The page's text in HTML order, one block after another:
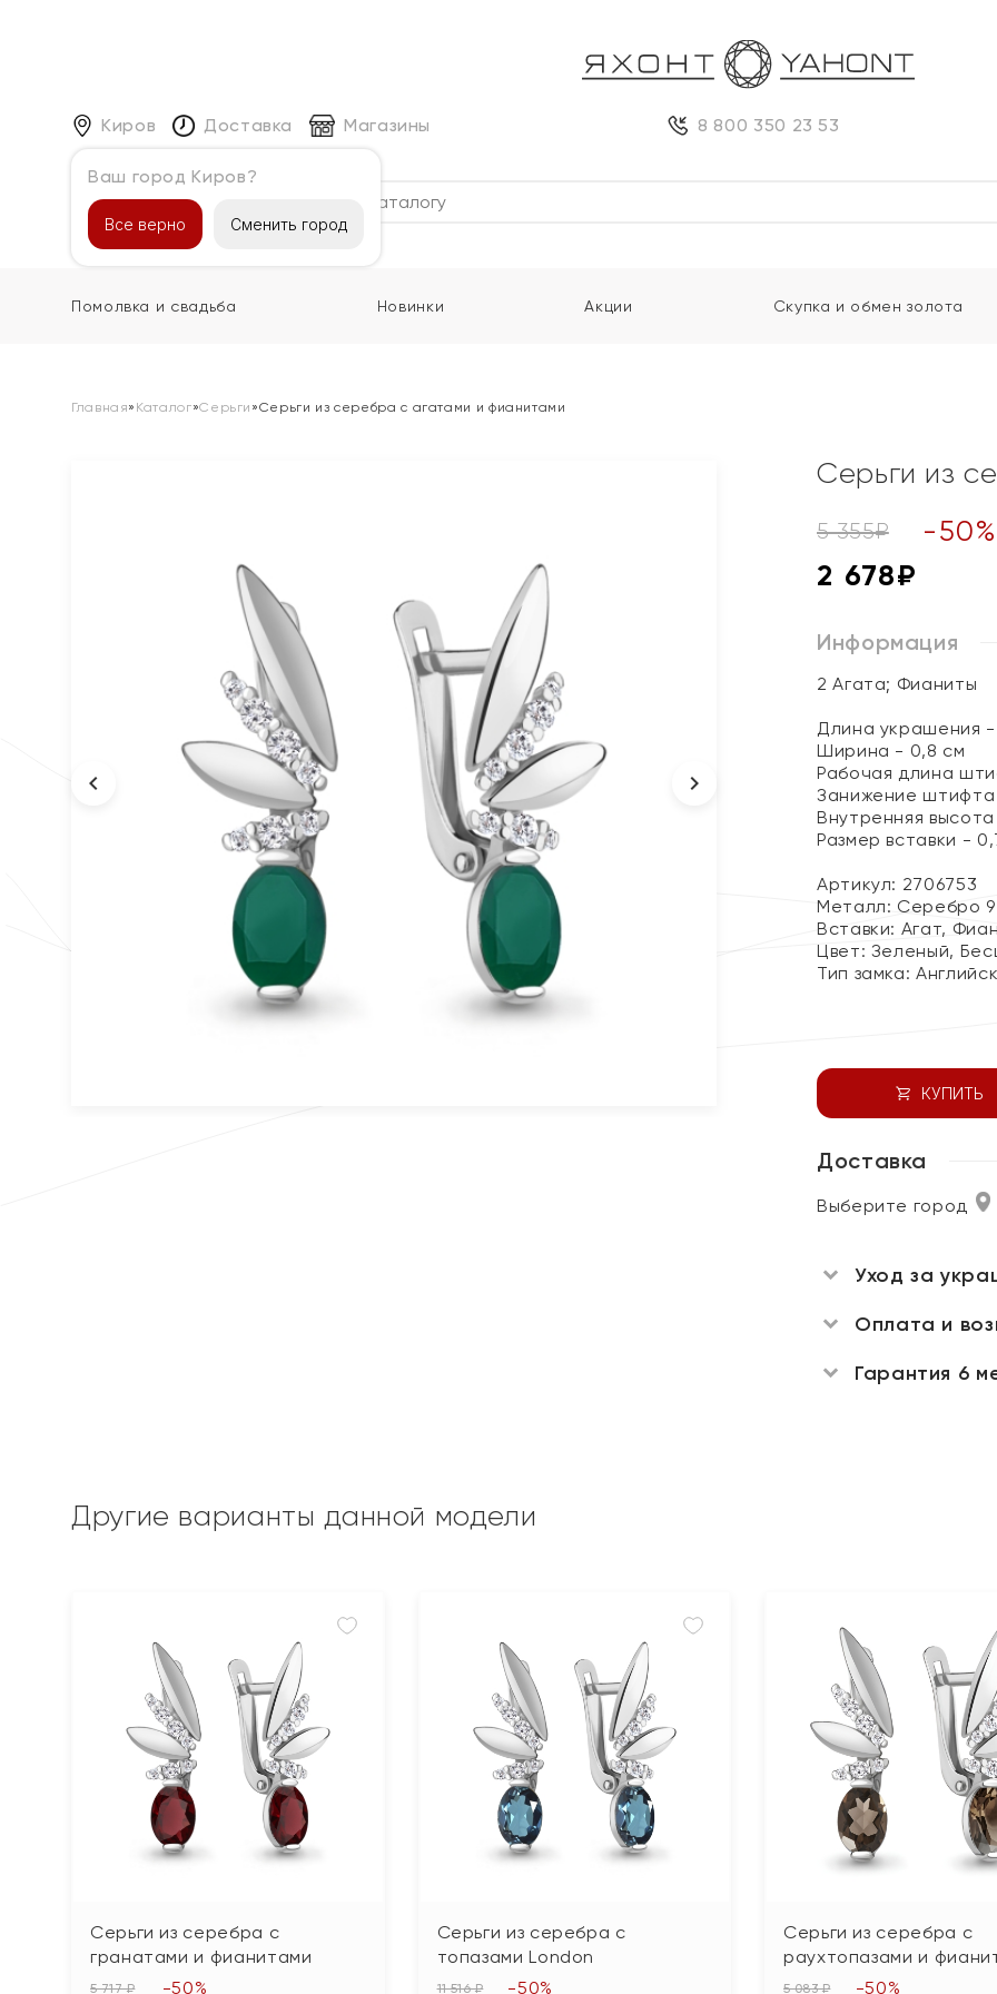
Киров
Ваш город Киров?
Все верно Сменить город
Доставка Магазины 8 800 350 23 53
Каталог
Помолвка и свадьба Новинки Акции Скупка и обмен золота
Главная» Каталог»Серьги »Серьги из серебра с агатами и фианитами
Серьги из
5 355₽ -50
2 678₽
Информация
2 Агата; Фианиты
Длина украшения
Ширина - 0,8 см
Рабочая длина
Занижение
Внутренняя
Размер вставки -
Артикул: 2706753
Металл: Серебро
Вставки: Агат,
Цвет: Зеленый,
Тип замка:
КУПИТЬ
Доставка
Выберите город
Уход за
Оплата и
Гарантия 6
Другие варианты данной модели
Серьги из серебра с
гранатами и фианитами
5 717 ₽ -50%
Серьги из серебра с
топазами London
11 516 ₽ -50%
Серьги из серебра с
раухтопазами и
5 083 ₽ -50%